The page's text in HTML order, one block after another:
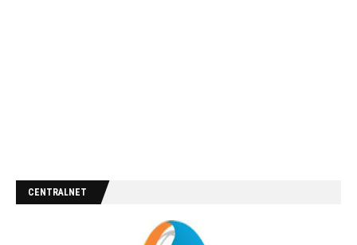
CENTRALNET